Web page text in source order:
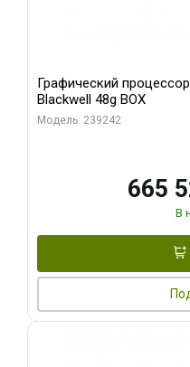
Графический
Blackwell 48g BOX
Модель: 239242
665
В